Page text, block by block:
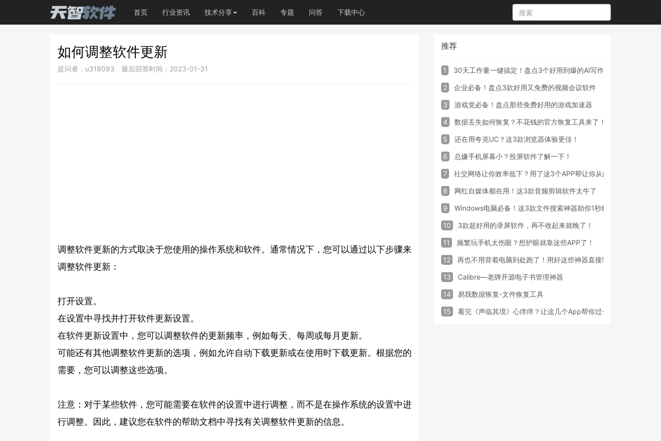
首页 行业资讯 技术分享 百科 专题 问答 下载中心
如何调整软件更新
提问者：u318093 最后回答时间：2023-01-31
调整软件更新的方式取决于您使用的操作系统和软件。通常情况下，您可以通过以下步骤来
调整软件更新：
打开设置。
在设置中寻找并打开软件更新设置。
在软件更新设置中，您可以调整软件的更新频率，例如每天、每周或每月更新。
可能还有其他调整软件更新的选项，例如允许自动下载更新或在使用时下载更新。根据您的
需要，您可以调整这些选项。
注意：对于某些软件，您可能需要在软件的设置中进行调整，而不是在操作系统的设置中进
行调整。因此，建议您在软件的帮助文档中寻找有关调整软件更新的信息。
推荐
1 30天工作量一键搞定！盘点3个好用到爆的AI写作生成器工具
2 企业必备！盘点3款好用又免费的视频会议软件
3 游戏党必备！盘点那些免费好用的游戏加速器
4 数据丢失如何恢复？不花钱的官方恢复工具来了！
5 还在用夸克UC？这3款浏览器体验更佳！
6 总嫌手机屏幕小？投屏软件了解一下！
7 社交网络让你效率低下？用了这3个APP帮让你从此戒掉手机！
8 网红自媒体都在用！这3款音频剪辑软件太牛了
9 Windows电脑必备！这3款文件搜索神器助你1秒精准定位文件
10 3款超好用的录屏软件，再不收起来就晚了！
11 频繁玩手机太伤眼？想护眼就靠这些APP了！
12 再也不用背着电脑到处跑了！用好这些神器直接轻松办公
13 Calibre—老牌开源电子书管理神器
14 易我数据恢复-文件恢复工具
15 看完《声临其境》心痒痒？让这几个App帮你过一把配音瘾